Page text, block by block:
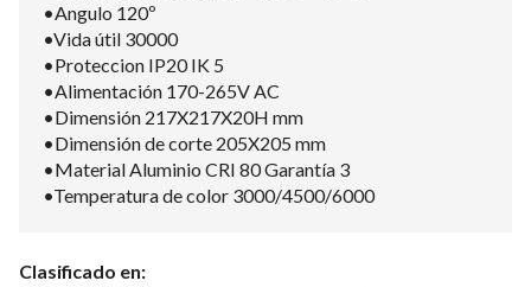
•Angulo 120º
•Vida útil 30000
•Proteccion IP20 IK 5
•Alimentación 170-265V AC
•Dimensión 217X217X20H mm
•Dimensión de corte 205X205 mm
•Material Aluminio CRI 80 Garantía 3
•Temperatura de color 3000/4500/6000
Clasificado en: